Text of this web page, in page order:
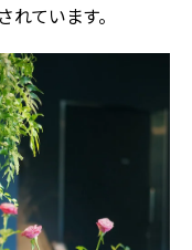
ています。